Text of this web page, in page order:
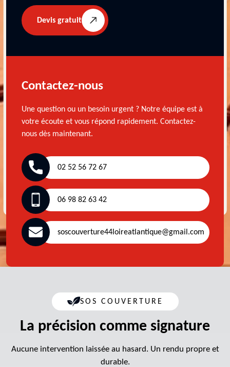
Devis gratuit
Contactez-nous
Une question ou un besoin urgent ? Notre équipe est à
votre écoute et vous répond rapidement. Contactez-
nous dès maintenant.
02 52 56 72 67
06 98 82 63 42
soscouverture44loireatlantique@gmail.com
SOS COUVERTURE
La précision comme signature
Aucune intervention laissée au hasard. Un rendu propre et
durable.